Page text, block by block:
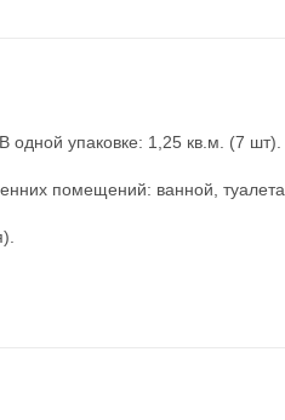
одной упаковке: 1,25 кв.м. (7 шт).
помещений: ванной, туалета.